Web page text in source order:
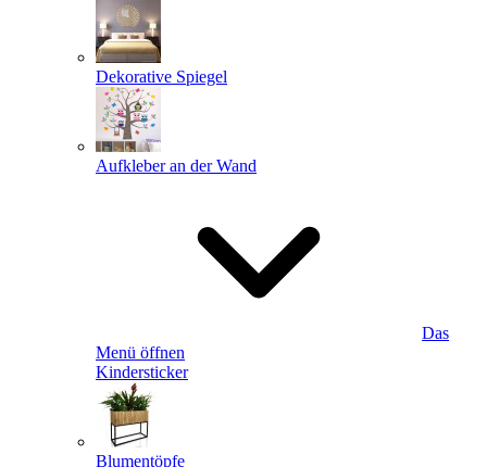
Dekorative Spiegel
Aufkleber an der Wand
Das
Menü öffnen
Kindersticker
Blumentöpfe